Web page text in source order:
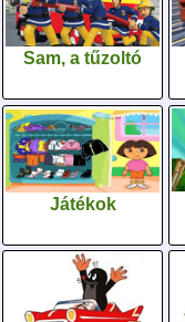
Sam, a tűzoltó
Játékok